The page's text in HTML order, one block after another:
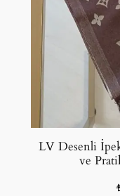
LV Desenli
ve